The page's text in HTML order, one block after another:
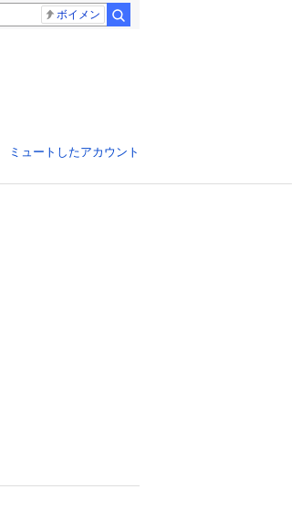
ボイメン
ミュートしたアカウント